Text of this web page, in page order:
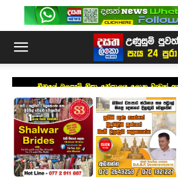
චීනයේ බලපෑම් නිසා නේපාලය ලොකු වැඩක්